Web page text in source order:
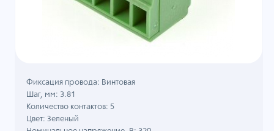
Фиксация провода: Винтовая
Шаг, мм: 3.81
Количество контактов: 5
Цвет: Зеленый